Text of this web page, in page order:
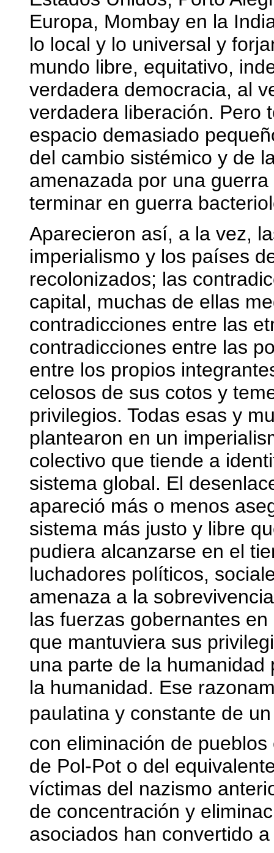
Europa, Mombay en la
lo local y lo universal y
mundo libre, equitativo,
verdadera democracia, al
verdadera liberación. Pero
espacio demasiado
del cambio sistémico y de
amenazada por una
terminar en guerra
Aparecieron así, a la vez,
imperialismo y los países
recolonizados; las
capital, muchas de ellas
contradicciones entre las
contradicciones entre las
entre los propios
celosos de sus cotos y
privilegios. Todas esas y
plantearon en un
colectivo que tiende a
sistema global. El
apareció más o menos
sistema más justo y libre
pudiera alcanzarse en el
luchadores políticos,
amenaza a la
las fuerzas gobernantes
que mantuviera sus
una parte de la
la humanidad. Ese
paulatina y constante de un
con eliminación de
de Pol-Pot o del
víctimas del nazismo
de concentración y
asociados han convertido